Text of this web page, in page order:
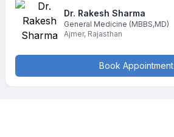
Dr. Rakesh Sharma
General Medicine (MBBS,MD)
Ajmer, Rajasthan
Book Appointment